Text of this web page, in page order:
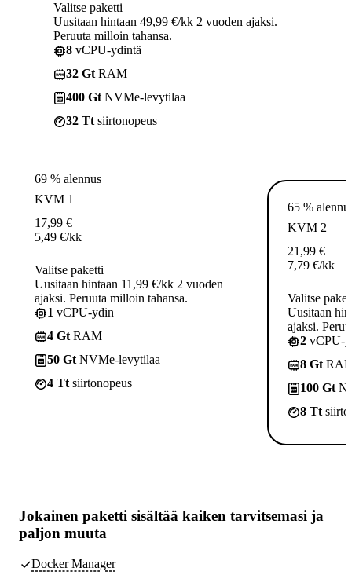
Valitse paketti
Uusitaan hintaan 49,99 €/kk 2 vuoden ajaksi.
Peruuta milloin tahansa.
8 vCPU-ydintä
32 Gt RAM
400 Gt NVMe-levytilaa
32 Tt siirtonopeus
69 % alennus
KVM 1
17,99 €
5,49 €/kk
Valitse paketti
Uusitaan hintaan 11,99 €/kk 2 vuoden
ajaksi. Peruuta milloin tahansa.
1 vCPU-ydin
4 Gt RAM
50 Gt NVMe-levytilaa
4 Tt siirtonopeus
65 %
KVM 2
21,99 €
7,79 €/kk
Valitse
Uusitaan
ajaksi.
2 vCPU-
8 Gt
100 Gt
8 Tt
Jokainen paketti sisältää kaiken tarvitsemasi ja
paljon muuta
Docker Manager